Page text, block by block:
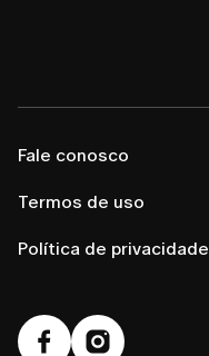
Fale conosco
Termos de uso
Política de privacidade